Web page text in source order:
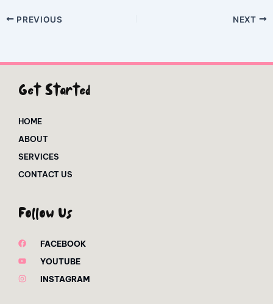
PREVIOUS NEXT
Get Started
HOME
ABOUT
SERVICES
CONTACT US
Follow Us
FACEBOOK
YOUTUBE
INSTAGRAM